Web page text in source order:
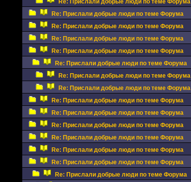
Re: Прислали добрые люди по теме Форума
Re: Прислали добрые люди по теме Форума
Re: Прислали добрые люди по теме Форума
Re: Прислали добрые люди по теме Форума
Re: Прислали добрые люди по теме Форума
Re: Прислали добрые люди по теме Форума
Re: Прислали добрые люди по теме Форума
Re: Прислали добрые люди по теме Форума
Re: Прислали добрые люди по теме Форума
Re: Прислали добрые люди по теме Форума
Re: Прислали добрые люди по теме Форума
Re: Прислали добрые люди по теме Форума
Re: Прислали добрые люди по теме Форума
Re: Прислали добрые люди по теме Форума
Re: Прислали добрые люди по теме Форума